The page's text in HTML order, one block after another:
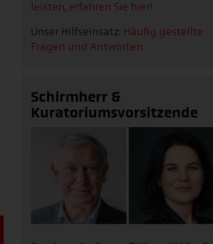
leisten, erfahren Sie hier!
Unser Hilfseinsatz: Häufig gestellte
Fragen und Antworten
Schirmherr &
Kuratoriumsvorsitzende